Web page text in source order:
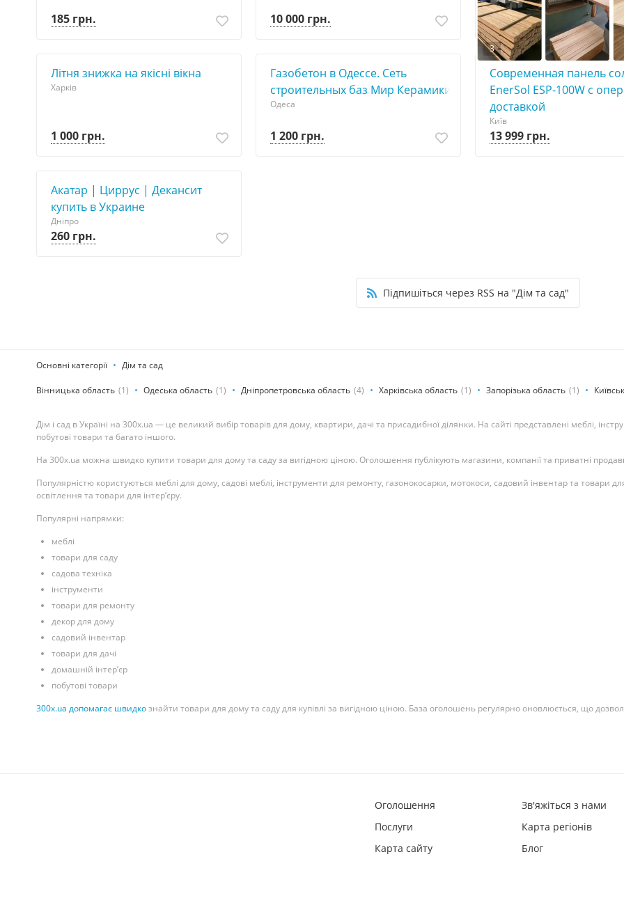
185 грн. 10 000 грн.
3
Дерев’яні сходинки та
комплектуючі від
Дніпро
1 грн.
Літня знижка на якісні вікна
Харків
1 000 грн.
Газобетон в Одессе. Сеть
строительных баз Мир Керамики
Одеса
1 200 грн.
Современная панель
EnerSol ESP-100W с
доставкой
Київ
13 999 грн.
Акатар | Циррус | Декансит
купить в Украине
Дніпро
260 грн.
Підпишіться через RSS на "Дім та сад"
Основні категорії Дім та сад
Вінницька область (1) Одеська область (1) Дніпропетровська область (4) Харківська область (1) Запорізька область (1)
Дім і сад в Україні на 300x.ua — це великий вибір товарів для дому, квартири, дачі та присадибної ділянки. На сайті представлені меблі,
побутові товари та багато іншого.
На 300x.ua можна швидко купити товари для дому та саду за вигідною ціною. Оголошення публікують магазини, компанії та приватні
Популярністю користуються меблі для дому, садові меблі, інструменти для ремонту, газонокосарки, мотокоси, садовий інвентар та товари
освітлення та товари для інтер’єру.
Популярні напрямки:
меблі
товари для саду
садова техніка
інструменти
товари для ремонту
декор для дому
садовий інвентар
товари для дачі
домашній інтер’єр
побутові товари
300x.ua допомагає швидкознайти товари для дому та саду для купівлі за вигідною ціною. База оголошень регулярно оновлюється, що
Оголошення
Послуги
Карта сайту
Зв'яжіться з нами
Карта регіонів
Блог